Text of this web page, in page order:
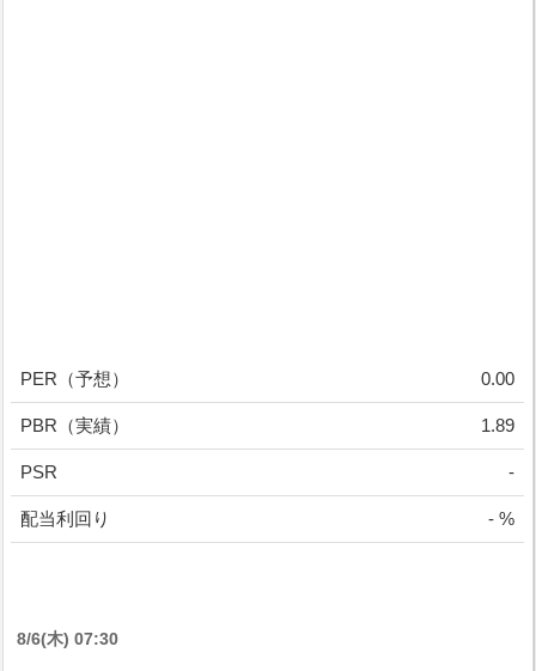
PER（予想） 0.00
PBR（実績） 1.89
PSR -
配当利回り - %
8/6(木) 07:30